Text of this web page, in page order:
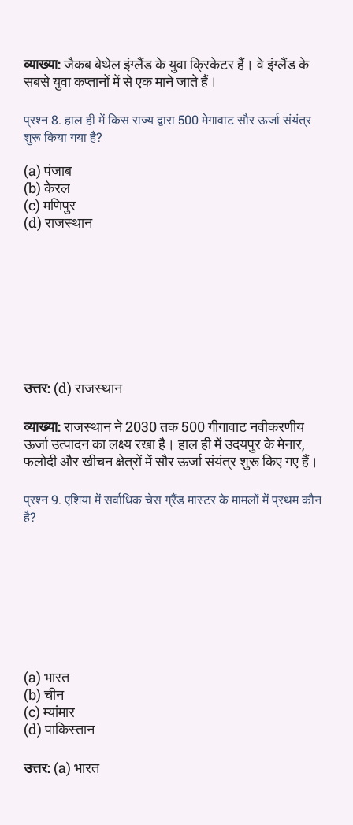
व्याख्या:जैकब बेथेल इंग्लैंड के युवा क्रिकेटर हैं। वे इंग्लैंड के
सबसे युवा कप्तानों में से एक माने जाते हैं।
प्रश्न 8. हाल ही में किस राज्य द्वारा 500 मेगावाट सौर ऊर्जा संयंत्र
शुरू किया गया है?
(a) पंजाब
(b) केरल
(c) मणिपुर
(d) राजस्थान
उत्तर: (d) राजस्थान
व्याख्या:राजस्थान ने 2030 तक 500 गीगावाट नवीकरणीय
ऊर्जा उत्पादन का लक्ष्य रखा है। हाल ही में उदयपुर के मेनार,
फलोदी और खीचन क्षेत्रों में सौर ऊर्जा संयंत्र शुरू किए गए हैं।
प्रश्न 9. एशिया में सर्वाधिक चेस ग्रैंड मास्टर के मामलों में प्रथम कौन
है?
(a) भारत
(b) चीन
(c) म्यांमार
(d) पाकिस्तान
उत्तर: (a) भारत